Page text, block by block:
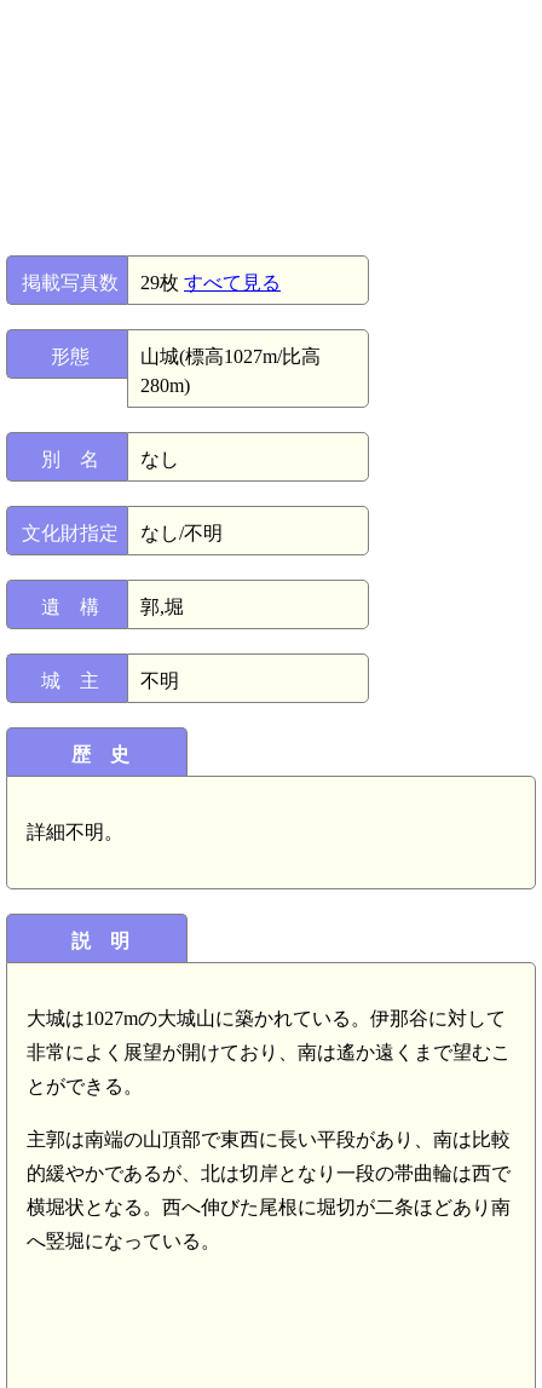
掲載写真数 29枚 すべて見る
形態
山城(標高1027m/比高
280m)
別 名 なし
文化財指定 なし/不明
遺 構 郭,堀
城 主 不明
歴 史
詳細不明。
説 明
大城は1027mの大城山に築かれている。伊那谷に対して
非常によく展望が開けており、南は遙か遠くまで望むこ
とができる。
主郭は南端の山頂部で東西に長い平段があり、南は比較
的緩やかであるが、北は切岸となり一段の帯曲輪は西で
横堀状となる。西へ伸びた尾根に堀切が二条ほどあり南
へ竪堀になっている。